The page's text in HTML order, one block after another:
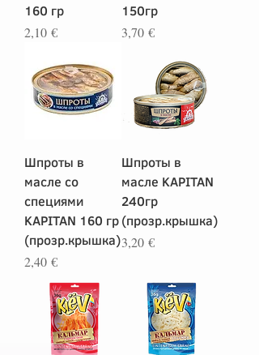
160 гр
Цена
2,10 €
150гр
Цена
3,70 €
Шпроты в
масле со
специями
KAPITAN 160 гр
(прозр.крышка)
Цена
2,40 €
Шпроты в
масле KAPITAN
240гр
(прозр.крышка)
Цена
3,20 €